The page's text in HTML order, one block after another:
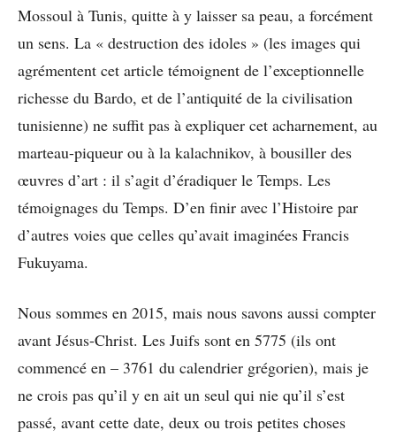
Mossoul à Tunis, quitte à y laisser sa peau, a forcément
un sens. La « destruction des idoles » (les images qui
agrémentent cet article témoignent de l’exceptionnelle
richesse du Bardo, et de l’antiquité de la civilisation
tunisienne) ne suffit pas à expliquer cet acharnement, au
marteau-piqueur ou à la kalachnikov, à bousiller des
œuvres d’art : il s’agit d’éradiquer le Temps. Les
témoignages du Temps. D’en finir avec l’Histoire par
d’autres voies que celles qu’avait imaginées Francis
Fukuyama.
Nous sommes en 2015, mais nous savons aussi compter
avant Jésus-Christ. Les Juifs sont en 5775 (ils ont
commencé en – 3761 du calendrier grégorien), mais je
ne crois pas qu’il y en ait un seul qui nie qu’il s’est
passé, avant cette date, deux ou trois petites choses